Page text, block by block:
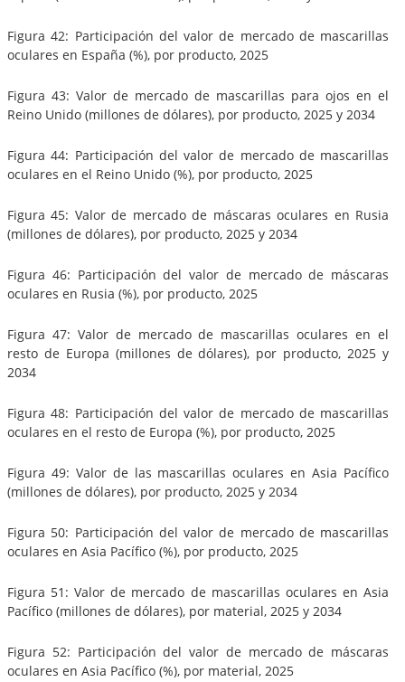
Figura 42: Participación del valor de mercado de mascarillas
oculares en España (%), por producto, 2025
Figura 43: Valor de mercado de mascarillas para ojos en el
Reino Unido (millones de dólares), por producto, 2025 y 2034
Figura 44: Participación del valor de mercado de mascarillas
oculares en el Reino Unido (%), por producto, 2025
Figura 45: Valor de mercado de máscaras oculares en Rusia
(millones de dólares), por producto, 2025 y 2034
Figura 46: Participación del valor de mercado de máscaras
oculares en Rusia (%), por producto, 2025
Figura 47: Valor de mercado de mascarillas oculares en el
resto de Europa (millones de dólares), por producto, 2025 y
2034
Figura 48: Participación del valor de mercado de mascarillas
oculares en el resto de Europa (%), por producto, 2025
Figura 49: Valor de las mascarillas oculares en Asia Pacífico
(millones de dólares), por producto, 2025 y 2034
Figura 50: Participación del valor de mercado de mascarillas
oculares en Asia Pacífico (%), por producto, 2025
Figura 51: Valor de mercado de mascarillas oculares en Asia
Pacífico (millones de dólares), por material, 2025 y 2034
Figura 52: Participación del valor de mercado de máscaras
oculares en Asia Pacífico (%), por material, 2025